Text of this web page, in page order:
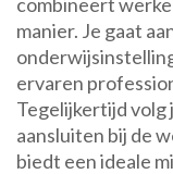
manier. Je gaat
ervaren
Tegelijkertijd volg
aansluiten bij de
biedt een ideale